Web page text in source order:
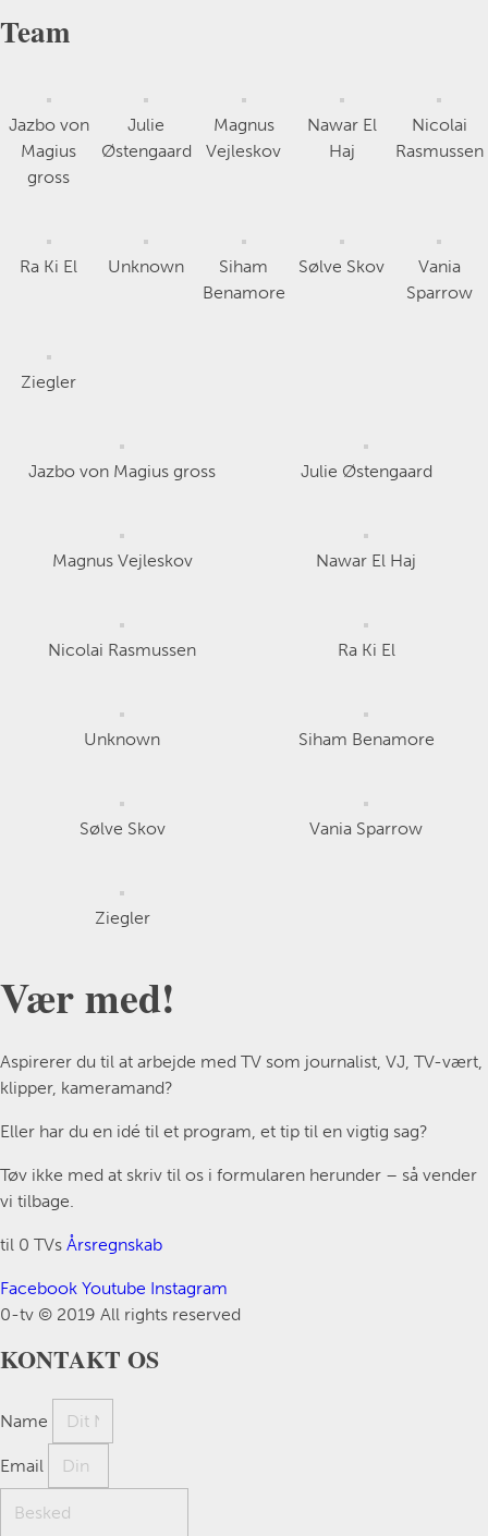
Team
Jazbo von
Magius
gross
Julie
Østengaard
Magnus
Vejleskov
Nawar El
Haj
Nicolai
Rasmussen
Ra Ki El Unknown
Siham
Benamore
Sølve Skov
Vania
Sparrow
Ziegler
Jazbo von Magius gross Julie Østengaard
Magnus Vejleskov Nawar El Haj
Nicolai Rasmussen Ra Ki El
Unknown Siham Benamore
Sølve Skov Vania Sparrow
Ziegler
Vær med!
Aspirerer du til at arbejde med TV som journalist, VJ, TV-vært,
klipper, kameramand?
Eller har du en idé til et program, et tip til en vigtig sag?
Tøv ikke med at skriv til os i formularen herunder – så vender
vi tilbage.
til 0 TVs Årsregnskab
Facebook Youtube Instagram
0-tv © 2019 All rights reserved​
KONTAKT OS
Name
Email